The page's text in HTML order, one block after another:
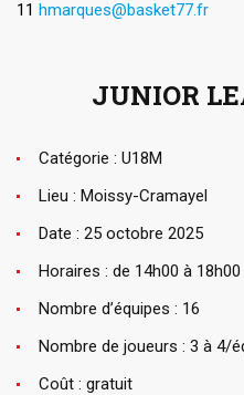
11 hmarques@basket77.fr
JUNIOR
Catégorie : U18M
Lieu : Moissy-Cramayel
Date : 25 octobre 2025
Horaires : de 14h00 à 18h00
Nombre d’équipes : 16
Nombre de joueurs : 3 à 4/
Coût : gratuit